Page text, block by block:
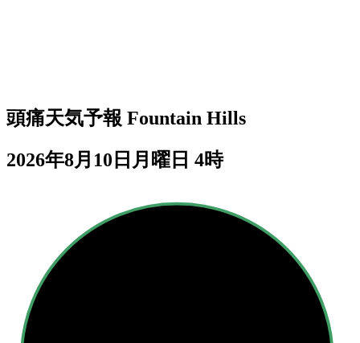
頭痛天気予報 Fountain Hills
2026年8月10日月曜日 4時